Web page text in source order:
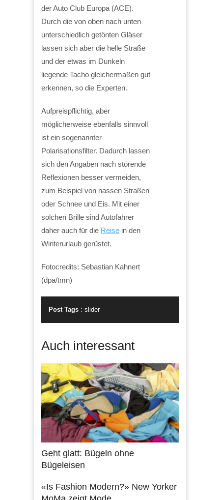
der Auto Club Europa (ACE).
Durch die von oben nach unten
unterschiedlich getönten Gläser
lassen sich aber die helle Straße
und der etwas im Dunkeln
liegende Tacho gleichermaßen gut
erkennen, so die Experten.
Aufpreispflichtig, aber
möglicherweise ebenfalls sinnvoll
ist ein sogenannter
Polarisationsfilter. Dadurch lassen
sich den Angaben nach störende
Reflexionen besser vermeiden,
zum Beispiel von nassen Straßen
oder Schnee und Eis. Mit einer
solchen Brille sind Autofahrer
daher auch für die Reise in den
Winterurlaub gerüstet.
Fotocredits: Sebastian Kahnert
(dpa/tmn)
Post Tags : slider
Auch interessant
Geht glatt: Bügeln ohne
Bügeleisen
«Is Fashion Modern?» New Yorker